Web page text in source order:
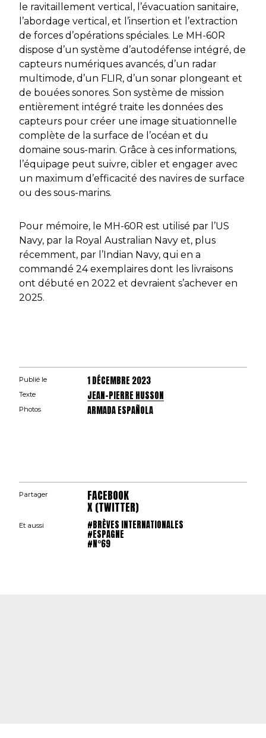
le ravitaillement vertical, l’évacuation sanitaire,
l’abordage vertical, et l’insertion et l’extraction
de forces d’opérations spéciales. Le MH-60R
dispose d’un système d’autodéfense intégré, de
capteurs numériques avancés, d’un radar
multimode, d’un FLIR, d’un sonar plongeant et
de bouées sonores. Son système de mission
entièrement intégré traite les données des
capteurs pour créer une image situationnelle
complète de la surface de l’océan et du
domaine sous-marin. Grâce à ces informations,
l’équipage peut suivre, cibler et engager avec
un maximum d’efficacité des navires de surface
ou des sous-marins.
Pour mémoire, le MH-60R est utilisé par l’US
Navy, par la Royal Australian Navy et, plus
récemment, par l’Indian Navy, qui en a
commandé 24 exemplaires dont les livraisons
ont débuté en 2022 et devraient s’achever en
2025.
Publié le 1 DÉCEMBRE 2023
Texte JEAN-PIERRE HUSSON
Photos ARMADA ESPAÑOLA
Partager FACEBOOK
X (TWITTER)
Et aussi #BRÈVES INTERNATIONALES
#ESPAGNE
#N°69